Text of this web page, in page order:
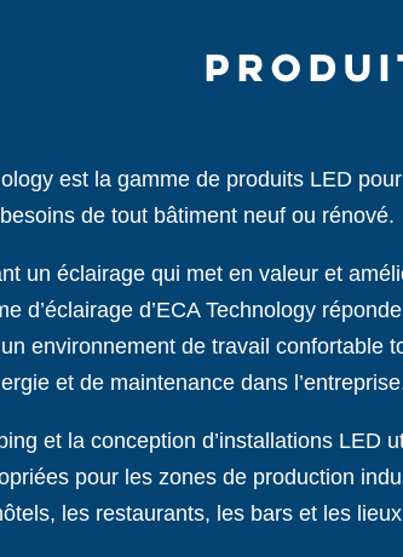
est la gamme de produits LED
de tout bâtiment neuf ou rénové.
un éclairage qui met en valeur et
d’éclairage d’ECA Technology
environnement de travail
et de maintenance dans
et la conception d’installations LED
pour les zones de production
les restaurants, les bars et les